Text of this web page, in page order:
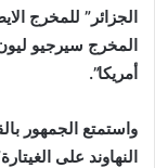
أمريكا”.
واستمتع الجمهور
النهاوند على